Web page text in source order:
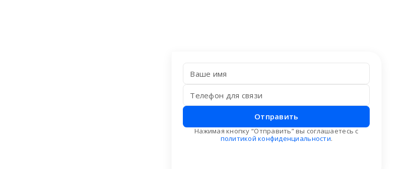
Отправить
Нажимая кнопку “Отправить” вы соглашаетесь с
политикой конфиденциальности.